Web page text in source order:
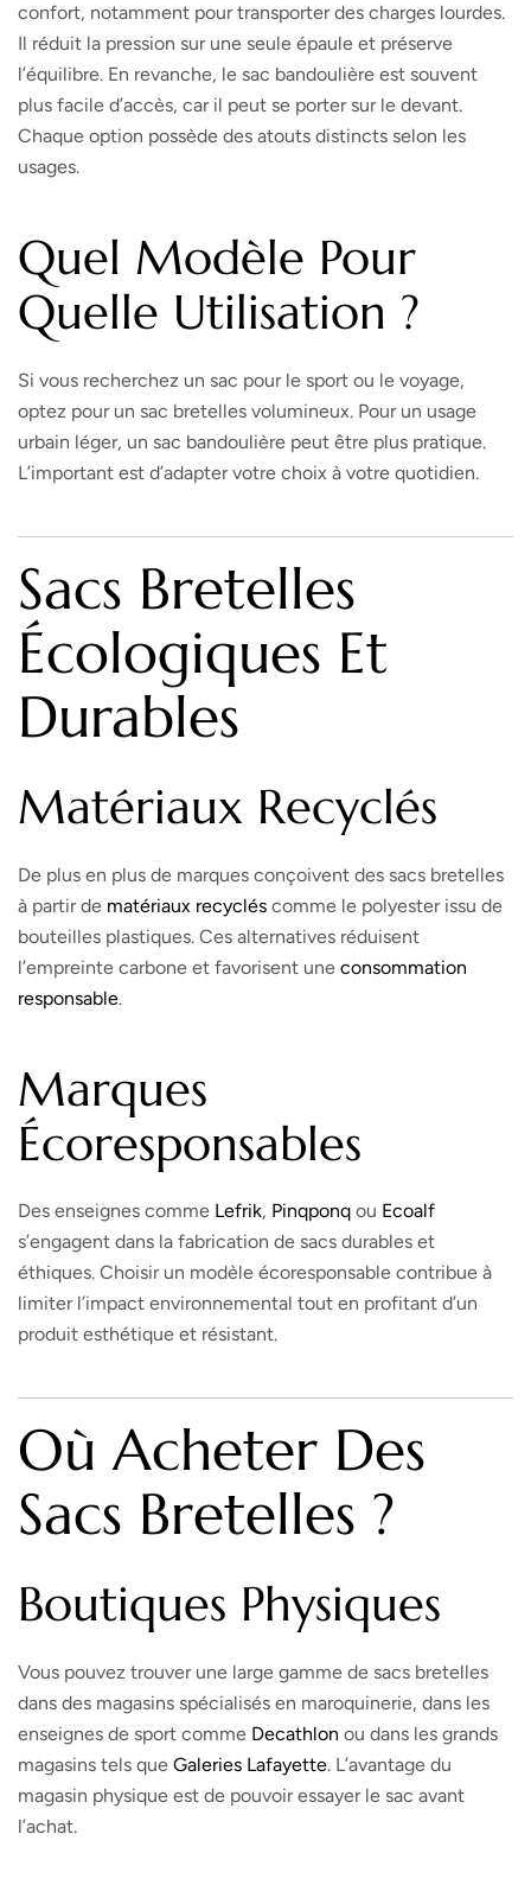
confort, notamment pour transporter des charges lourdes.
Il réduit la pression sur une seule épaule et préserve
l’équilibre. En revanche, le sac bandoulière est souvent
plus facile d’accès, car il peut se porter sur le devant.
Chaque option possède des atouts distincts selon les
usages.
Quel Modèle Pour
Quelle Utilisation ?
Si vous recherchez un sac pour le sport ou le voyage,
optez pour un sac bretelles volumineux. Pour un usage
urbain léger, un sac bandoulière peut être plus pratique.
L’important est d’adapter votre choix à votre quotidien.
Sacs Bretelles
Écologiques Et
Durables
Matériaux Recyclés
De plus en plus de marques conçoivent des sacs bretelles
à partir de matériaux recyclés comme le polyester issu de
bouteilles plastiques. Ces alternatives réduisent
l’empreinte carbone et favorisent une consommation
responsable.
Marques
Écoresponsables
Des enseignes comme Lefrik, Pinqponq ou Ecoalf
s’engagent dans la fabrication de sacs durables et
éthiques. Choisir un modèle écoresponsable contribue à
limiter l’impact environnemental tout en profitant d’un
produit esthétique et résistant.
Où Acheter Des
Sacs Bretelles ?
Boutiques Physiques
Vous pouvez trouver une large gamme de sacs bretelles
dans des magasins spécialisés en maroquinerie, dans les
enseignes de sport comme Decathlon ou dans les grands
magasins tels que Galeries Lafayette. L’avantage du
magasin physique est de pouvoir essayer le sac avant
l’achat.